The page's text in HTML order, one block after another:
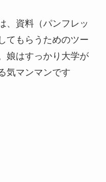
、資料（パンフレッ
てもらうためのツー
娘はすっかり大学が
気マンマンです